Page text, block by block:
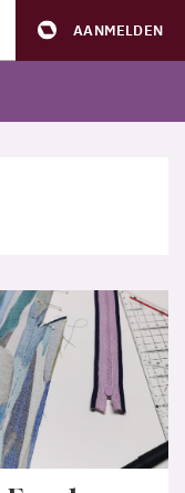
AANMELDEN